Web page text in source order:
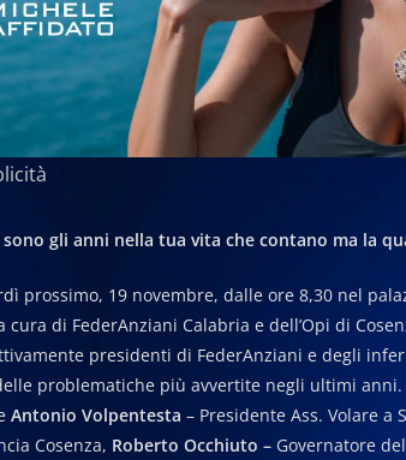
sono gli anni nella tua vita che contano ma la
prossimo, 19 novembre, dalle ore 8,30 nel
cura di FederAnziani Calabria e dell’Opi di
presidenti di FederAnziani e degli
problematiche più avvertite negli ultimi
Antonio Volpentesta – Presidente Ass. Volare a
Cosenza, Roberto Occhiuto – Governatore